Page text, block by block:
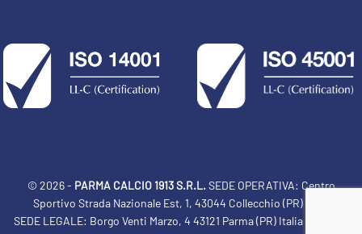
© 2026 - PARMA CALCIO 1913 S.R.L.SEDE OPERATIVA: Centro
Sportivo Strada Nazionale Est, 1, 43044 Collecchio (PR) Italia
SEDE LEGALE: Borgo Venti Marzo, 4 43121 Parma (PR) Italia Tel: 0521
ACCETTA E SALVA